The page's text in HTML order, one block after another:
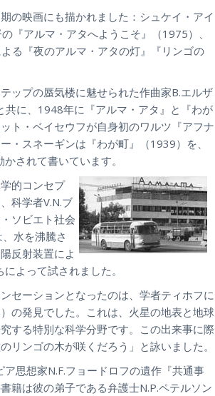
の映画にも描かれました：シュケイ・アイ
『アルマ・アタへようこそ』（1975）、
る『夜のアルマ・アタの灯』『リンゴの
ップの蜃気楼に魅せられた作曲家B.エルザ
共に、1948年に『アルマ・アタ』と『わが
ト・ベイセウフが自身初のワルツ『アフナ
・スネーギンは『わが町』（1939）を、
されて書いています。
的コンセプ
科学者V.N.ブ
ソビエト社会
水を沸騰さ
反射装置によ
よって試されました。
セーションとなったのは、学者ティホフに
の発見でした。これは、火星の地表と地球
する特別な科学分野です。この出来事に際
リンゴの木が咲くだろう」と詠いました。
思想家N.F.フョードロフの遺作『共通事
籍は彼の弟子である弁護士N.P.ペテルソン